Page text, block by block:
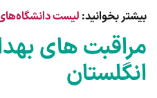
بیشتر بخوانید: لیست
مراقبت های
انگلستان